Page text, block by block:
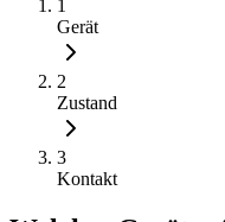
1
Gerät
2
Zustand
3
Kontakt